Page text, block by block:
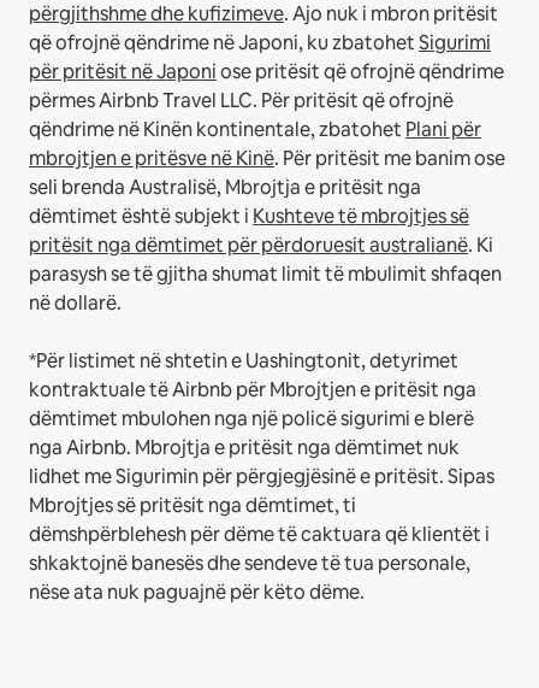
përgjithshme dhe kufizimeve.Ajo nuk i mbron pritësit
që ofrojnë qëndrime në Japoni, ku zbatohetSigurimi
për pritësit në Japoniose pritësit që ofrojnë qëndrime
përmes Airbnb Travel LLC. Për pritësit që ofrojnë
qëndrime në Kinën kontinentale, zbatohet Plani për
mbrojtjen e pritësve në Kinë. Për pritësit me banim ose
seli brenda Australisë, Mbrojtja e pritësit nga
dëmtimet është subjekt i Kushteve të mbrojtjes së
pritësit nga dëmtimet për përdoruesit australianë. Ki
parasysh se të gjitha shumat limit të mbulimit shfaqen
në dollarë.
*Për listimet në shtetin e Uashingtonit, detyrimet
kontraktuale të Airbnb për Mbrojtjen e pritësit nga
dëmtimet mbulohen nga një policë sigurimi e blerë
nga Airbnb. Mbrojtja e pritësit nga dëmtimet nuk
lidhet me Sigurimin për përgjegjësinë e pritësit. Sipas
Mbrojtjes së pritësit nga dëmtimet, ti
dëmshpërblehesh për dëme të caktuara që klientët i
shkaktojnë banesës dhe sendeve të tua personale,
nëse ata nuk paguajnë për këto dëme.